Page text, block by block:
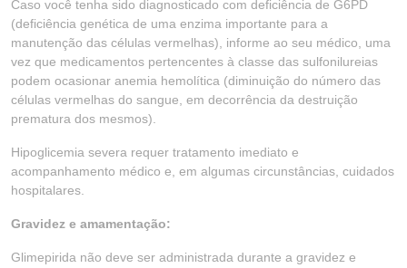
Caso você tenha sido diagnosticado com deficiência de G6PD
(deficiência genética de uma enzima importante para a
manutenção das células vermelhas), informe ao seu médico, uma
vez que medicamentos pertencentes à classe das sulfonilureias
podem ocasionar anemia hemolítica (diminuição do número das
células vermelhas do sangue, em decorrência da destruição
prematura dos mesmos).
Hipoglicemia severa requer tratamento imediato e
acompanhamento médico e, em algumas circunstâncias, cuidados
hospitalares.
Gravidez e amamentação:
Glimepirida não deve ser administrada durante a gravidez e